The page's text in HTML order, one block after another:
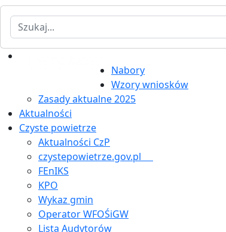
Szukaj
Nabory
Wzory wniosków
Zasady aktualne 2025
Aktualności
Czyste powietrze
Aktualności CzP
czystepowietrze.gov.pl
FEnIKS
KPO
Wykaz gmin
Operator WFOŚiGW
Lista Audytorów